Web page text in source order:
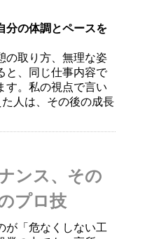
分の体調とペースを
の取り方、無理な姿
と、同じ仕事内容で
す。私の視点で言い
人は、その後の成長
ンス、その
プロ技
が「危なくしない工